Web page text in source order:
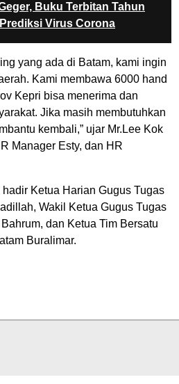
Buku Terbitan Tahun
Virus Corona
yang ada di Batam, kami ingin
Kami membawa 6000 hand
Kepri bisa menerima dan
Jika masih membutuhkan
kembali,” ujar Mr.Lee Kok
Manager Esty, dan HR
Ketua Harian Gugus Tugas
Wakil Ketua Gugus Tugas
dan Ketua Tim Bersatu
Buralimar.